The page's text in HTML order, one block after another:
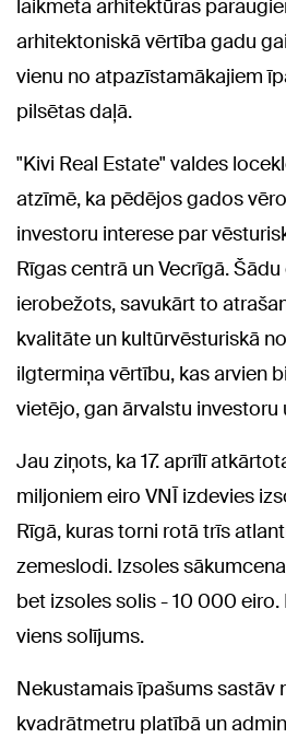
laikmeta arhitektūras
arhitektoniskā vērtība gadu
vienu no atpazīstamākajiem
pilsētas daļā.
"Kivi Real Estate" valdes
atzīmē, ka pēdējos gados
investoru interese par
Rīgas centrā un Vecrīgā.
ierobežots, savukārt to
kvalitāte un kultūrvēsturiskā
ilgtermiņa vērtību, kas arvien
vietējo, gan ārvalstu investoru
Jau ziņots, ka 17. aprīlī
miljoniem eiro VNĪ izdevies
Rīgā, kuras torni rotā trīs
zemeslodi. Izsoles
bet izsoles solis - 10 000 eiro.
viens solījums.
Nekustamais īpašums sastāv
kvadrātmetru platībā un